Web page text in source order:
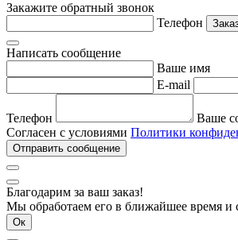
Закажите обратный звонок
Телефон
Написать сообщение
Ваше имя
E-mail
Телефон
Ваше
Согласен с условиями Политики
Отправить сообщение
Благодарим за ваш заказ!
Мы обработаем его в ближайшее время и
Ок